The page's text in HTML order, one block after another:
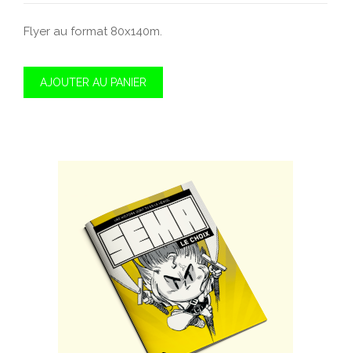
Flyer au format 80x140m.
AJOUTER AU PANIER